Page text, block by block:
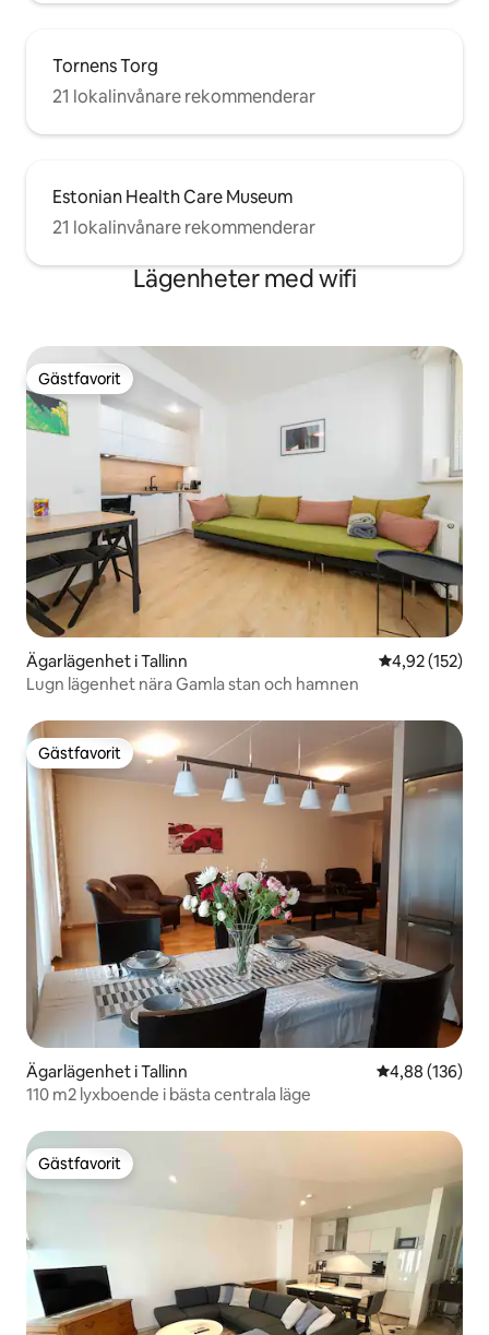
Tornens Torg
21 lokalinvånare rekommenderar
Estonian Health Care Museum
21 lokalinvånare rekommenderar
Lägenheter med wifi
Gästfavorit
Gästfavorit
Ägarlägenhet i Tallinn 4,92 av 5 i
4,92 (152)
Lugn lägenhet nära Gamla stan och hamnen
Gästfavorit
Gästfavorit
Ägarlägenhet i Tallinn 4,88 av 5 i
4,88 (136)
110 m2 lyxboende i bästa centrala läge
Gästfavorit
Gästfavorit